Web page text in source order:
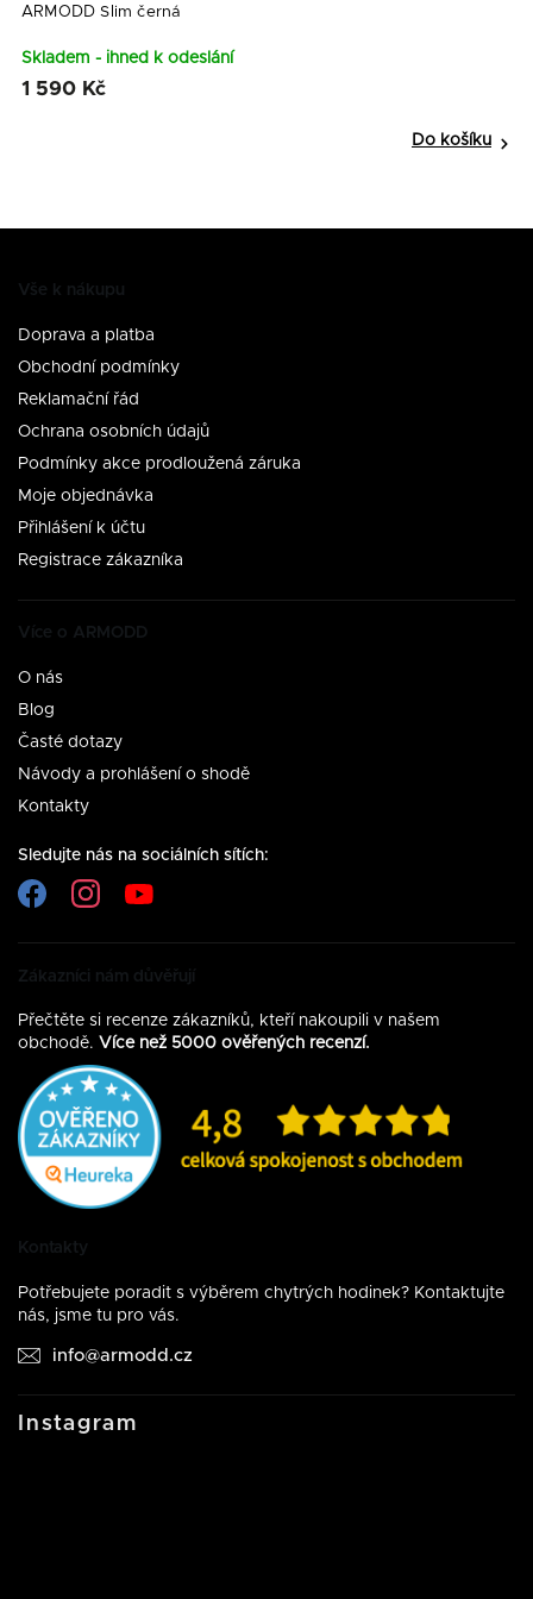
ARMODD Slim černá
Skladem - ihned k odeslání
1 590 Kč
Do košíku
Vše k nákupu
Doprava a platba
Obchodní podmínky
Reklamační řád
Ochrana osobních údajů
Podmínky akce prodloužená záruka
Moje objednávka
Přihlášení k účtu
Registrace zákazníka
Více o ARMODD
O nás
Blog
Časté dotazy
Návody a prohlášení o shodě
Kontakty
Sledujte nás na sociálních sítích:
Zákazníci nám důvěřují
Přečtěte si recenze zákazníků, kteří nakoupili v našem
obchodě. Více než 5000 ověřených recenzí.
Kontakty
Potřebujete poradit s výběrem chytrých hodinek? Kontaktujte
nás, jsme tu pro vás.
info@armodd.cz
Instagram